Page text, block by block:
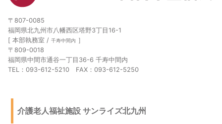
〒807-0085
福岡県北九州市八幡西区塔野3丁目16-1
[ 本部執務室 / 千寿中間内 ］
〒809-0018
福岡県中間市通谷一丁目36-6 千寿中間内
TEL：093-612-5210 FAX：093-612-5250
介護老人福祉施設 サンライズ北九州